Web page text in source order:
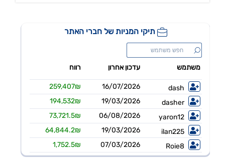
יעקב פיננסים
מצגת משקיעים רבעון שני לשנת 2026
אינפליי
התקשרות בהסכם לרכישת חברת נפט וגז תמורת 54.25מ'$
פינרג'י 14:29 05/08/26
תאת טכנולוגיות 14:17 05/08/26
6K -מצגת משקיעים - אוגוסט 2026
אנשי העיר,רוטשטיין 12:43 05/08/26
אנשי העיר(ב.שליטה ) התקשרה בהסכם לרכישת מלוא החזקות רוטשטיין באנשי העיר